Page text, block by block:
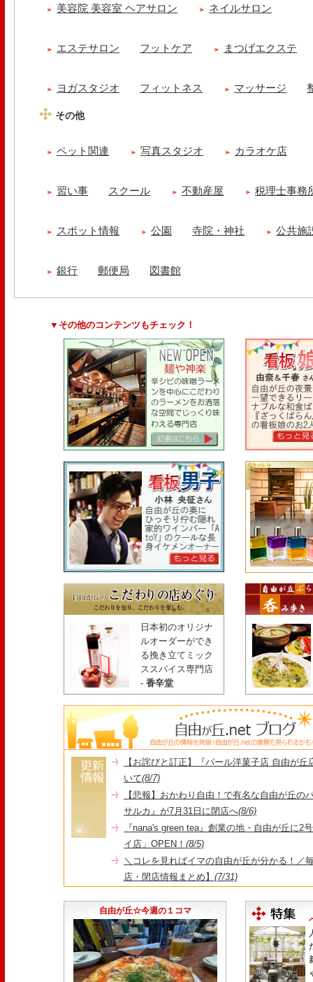
美容院 美容室 ヘアサロン ネイルサロン
エステサロン フットケア まつげエクステ
ヨガスタジオ フィットネス マッサージ
その他
ペット関連 写真スタジオ カラオケ店
習い事 スクール 不動産屋 税理士事務
スポット情報 公園 寺院・神社 公共施
銀行 郵便局 図書館
▼その他のコンテンツもチェック！
日本初のオリジナ
ルオーダーができ
る挽き立てミック
ススパイス専門店
- 香辛堂
【お詫びと訂正】『パール洋菓子店 自由が
いて(8/7)
【悲報】おかわり自由！で有名な自由が丘の
サルカ』が7月31日に閉店へ(8/6)
『nana's green tea』創業の地・自由が丘に2
イ店」OPEN！ (8/5)
＼コレを見ればイマの自由が丘が分かる！／
店・閉店情報まとめ】 (7/31)
永久パス配布も！
自由が丘☆今週の１コマ